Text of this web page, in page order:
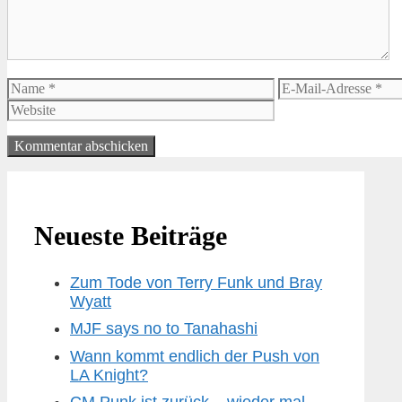
Name
E-
Mail-
Neueste Beiträge
Zum Tode von Terry Funk und Bray
Wyatt
MJF says no to Tanahashi
Wann kommt endlich der Push von
LA Knight?